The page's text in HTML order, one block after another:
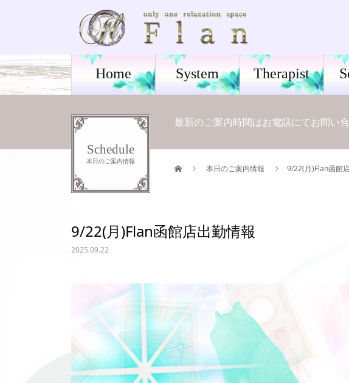
Home System Therapist
Schedule
本日のご案内情報
最新のご案内時間はお電話にてお問い
本日のご案内情報 9/22(月)Flan函館
9/22(月)Flan函館店出勤情報
2025.09.22